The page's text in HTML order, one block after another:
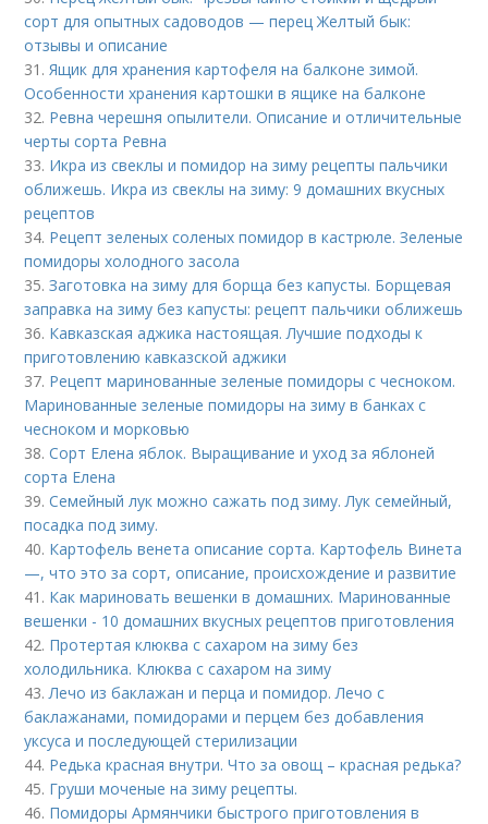
сорт для опытных садоводов — перец Желтый бык:
отзывы и описание
31. Ящик для хранения картофеля на балконе зимой.
Особенности хранения картошки в ящике на балконе
32. Ревна черешня опылители. Описание и отличительные
черты сорта Ревна
33. Икра из свеклы и помидор на зиму рецепты пальчики
оближешь. Икра из свеклы на зиму: 9 домашних вкусных
рецептов
34. Рецепт зеленых соленых помидор в кастрюле. Зеленые
помидоры холодного засола
35.Заготовка на зиму для борща без капусты. Борщевая
заправка на зиму без капусты: рецепт пальчики оближешь
36. Кавказская аджика настоящая. Лучшие подходы к
приготовлению кавказской аджики
37. Рецепт маринованные зеленые помидоры с чесноком.
Маринованные зеленые помидоры на зиму в банках с
чесноком и морковью
38.Сорт Елена яблок. Выращивание и уход за яблоней
сорта Елена
39.Семейный лук можно сажать под зиму. Лук семейный,
посадка под зиму.
40. Картофель венета описание сорта. Картофель Винета
—, что это за сорт, описание, происхождение и развитие
41. Как мариновать вешенки в домашних. Маринованные
вешенки - 10 домашних вкусных рецептов приготовления
42. Протертая клюква с сахаром на зиму без
холодильника. Клюква с сахаром на зиму
43. Лечо из баклажан и перца и помидор. Лечо с
баклажанами, помидорами и перцем без добавления
уксуса и последующей стерилизации
44. Редька красная внутри. Что за овощ – красная редька?
45. Груши моченые на зиму рецепты.
46. Помидоры Армянчики быстрого приготовления в